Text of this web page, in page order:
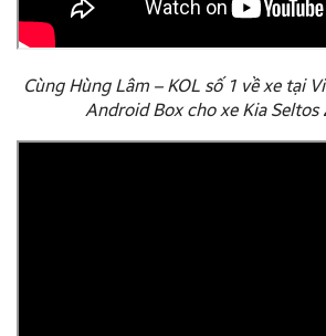
Cùng Hùng Lâm – KOL số 1 về xe tại
Android Box cho xe Kia